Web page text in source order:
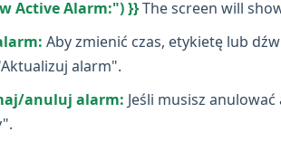
Active Alarm:") }}The screen will
Aby zmienić czas, etykietę lub
alarm".
anuluj alarm: Jeśli musisz